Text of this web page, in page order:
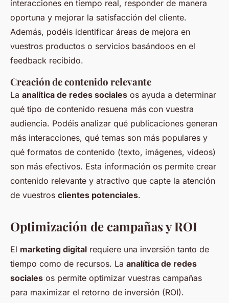
interacciones en tiempo real, responder de manera
oportuna y mejorar la satisfacción del cliente.
Además, podéis identificar áreas de mejora en
vuestros productos o servicios basándoos en el
feedback recibido.
Creación de contenido relevante
La analítica de redes sociales os ayuda a determinar
qué tipo de contenido resuena más con vuestra
audiencia. Podéis analizar qué publicaciones generan
más interacciones, qué temas son más populares y
qué formatos de contenido (texto, imágenes, videos)
son más efectivos. Esta información os permite crear
contenido relevante y atractivo que capte la atención
de vuestros clientes potenciales.
Optimización de campañas y ROI
El marketing digital requiere una inversión tanto de
tiempo como de recursos. La analítica de redes
sociales os permite optimizar vuestras campañas
para maximizar el retorno de inversión (ROI).